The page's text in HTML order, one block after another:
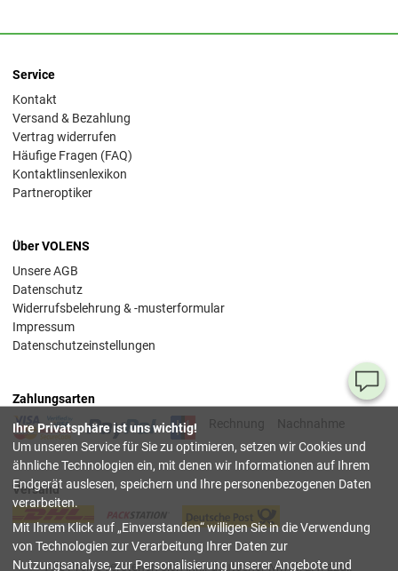
Service
Kontakt
Versand & Bezahlung
Vertrag widerrufen
Häufige Fragen (FAQ)
Kontaktlinsenlexikon
Partneroptiker
Über VOLENS
Unsere AGB
Datenschutz
Widerrufsbelehrung & -musterformular
Impressum
Datenschutzeinstellungen
Zahlungsarten
Rechnung
Nachnahme
Versand
Alle Preise verstehen sich inkl. deutscher Mwst, z.T. zzgl.
Ihre Privatsphäre ist uns wichtig!
Um unseren Service für Sie zu optimieren, setzen wir Cookies und
ähnliche Technologien ein, mit denen wir Informationen auf Ihrem
Endgerät auslesen, speichern und Ihre personenbezogenen Daten
verarbeiten.
Mit Ihrem Klick auf Einverstanden willigen Sie in die Verwendung
von Technologien zur Verarbeitung Ihrer Daten zur
Nutzungsanalyse, zur Personalisierung unserer Angebote und
Sie